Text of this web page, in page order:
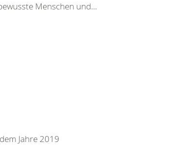
Menschen und...
Jahre 2019